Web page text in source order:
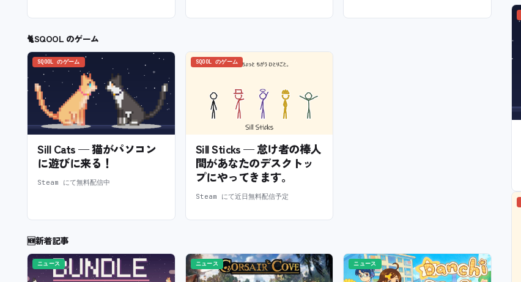
🐈SQOOL のゲーム
SQOOL のゲーム
Sill Cats — 猫がパソコン
に遊びに来る！
Steam にて無料配信中
SQOOL のゲーム
Sill Sticks — 怠け者の棒人
間があなたのデスクトッ
プにやってきます。
Steam にて近日無料配信予定
🆕新着記事
ニュース ニュース ニュース